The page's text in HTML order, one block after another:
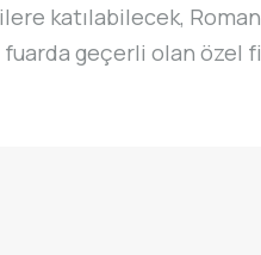
katılabilecek,
fuarda geçerli olan